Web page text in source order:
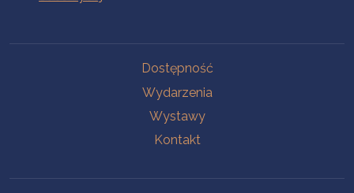
Dostępność
Wydarzenia
Wystawy
Kontakt